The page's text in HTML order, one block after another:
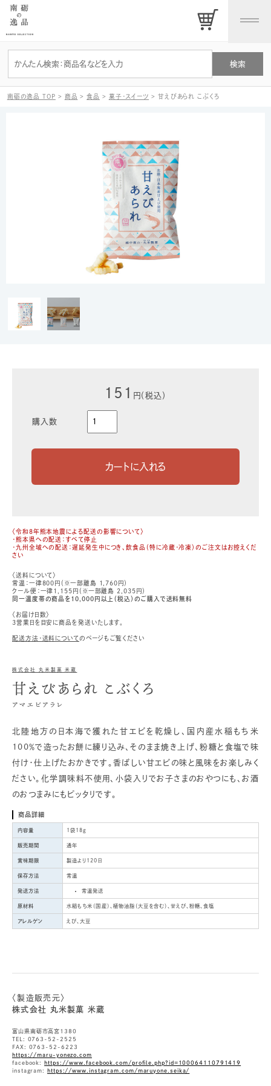
南砺の逸品 TOP > 商品 >食品 > 菓子・スイーツ > 甘えびあられ こぶくろ
151 円（税込）
購入数
〈令和8年熊本地震による配送の影響について〉
・熊本県への配送：すべて停止
・九州全域への配送：遅延発生中につき、飲食品（特に冷蔵・冷凍）のご注文はお控えくだ
さい
〈送料について〉
常温：一律800円（※一部離島 1,760円）
クール便：一律1,155円（※一部離島 2,035円）
同一温度帯の商品を10,000円以上（税込）のご購入で送料無料
〈お届け日数〉
3営業日を目安に商品を発送いたします。
配送方法・送料についてのページもご覧ください
株式会社 丸米製菓 米蔵
甘えびあられ こぶくろ
アマエビアラレ
北陸地方の日本海で獲れた甘エビを乾燥し、国内産水稲もち米
100％で造ったお餅に練り込み、そのまま焼き上げ、粉糖と食塩で味
付け・仕上げたおかきです。香ばしい甘エビの味と風味をお楽しみく
ださい。化学調味料不使用、小袋入りでお子さまのおやつにも、お酒
のおつまみにもピッタリです。
商品詳細
内容量 1袋18g
販売期間 通年
賞味期限 製造より120日
保存方法 常温
発送方法 常温発送
原材料 水稲もち米（国産）、植物油脂（大豆を含む）、甘えび、粉糖、食塩
アレルゲン えび、大豆
〈製造販売元〉
株式会社 丸米製菓 米蔵
富山県南砺市高宮1380
TEL: 0763-52-2525
FAX: 0763-52-6223
https://maru-yonezo.com
facebook:https://www.facebook.com/profile.php?id=100064110791419
instagram:https://www.instagram.com/maruyone.seika/